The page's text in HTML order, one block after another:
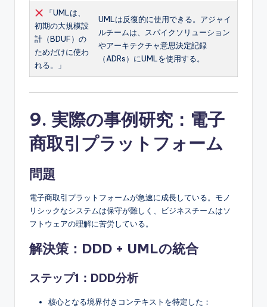
「UMLは、
初期の大規模設
計（BDUF）の
ためだけに使わ
れる。」
UMLは反復的に使用できる。アジャイ
ルチームは、スパイクソリューション
やアーキテクチャ意思決定記録
（ADRs）にUMLを使用する。
9. 実際の事例研究：電子
商取引プラットフォーム
問題
電子商取引プラットフォームが急速に成長している。モノ
リシックなシステムは保守が難しく、ビジネスチームはソ
フトウェアの理解に苦労している。
解決策：DDD + UMLの統合
ステップ1：DDD分析
核心となる境界付きコンテキストを特定した：